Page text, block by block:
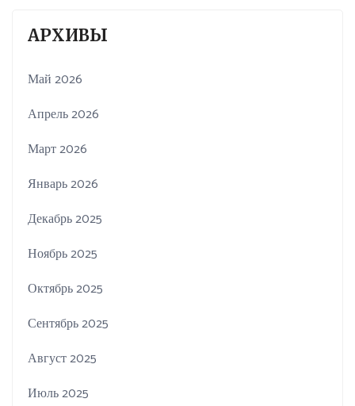
АРХИВЫ
Май 2026
Апрель 2026
Март 2026
Январь 2026
Декабрь 2025
Ноябрь 2025
Октябрь 2025
Сентябрь 2025
Август 2025
Июль 2025